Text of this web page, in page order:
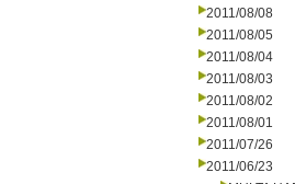
2011/08/08
2011/08/05
2011/08/04
2011/08/03
2011/08/02
2011/08/01
2011/07/26
2011/06/23